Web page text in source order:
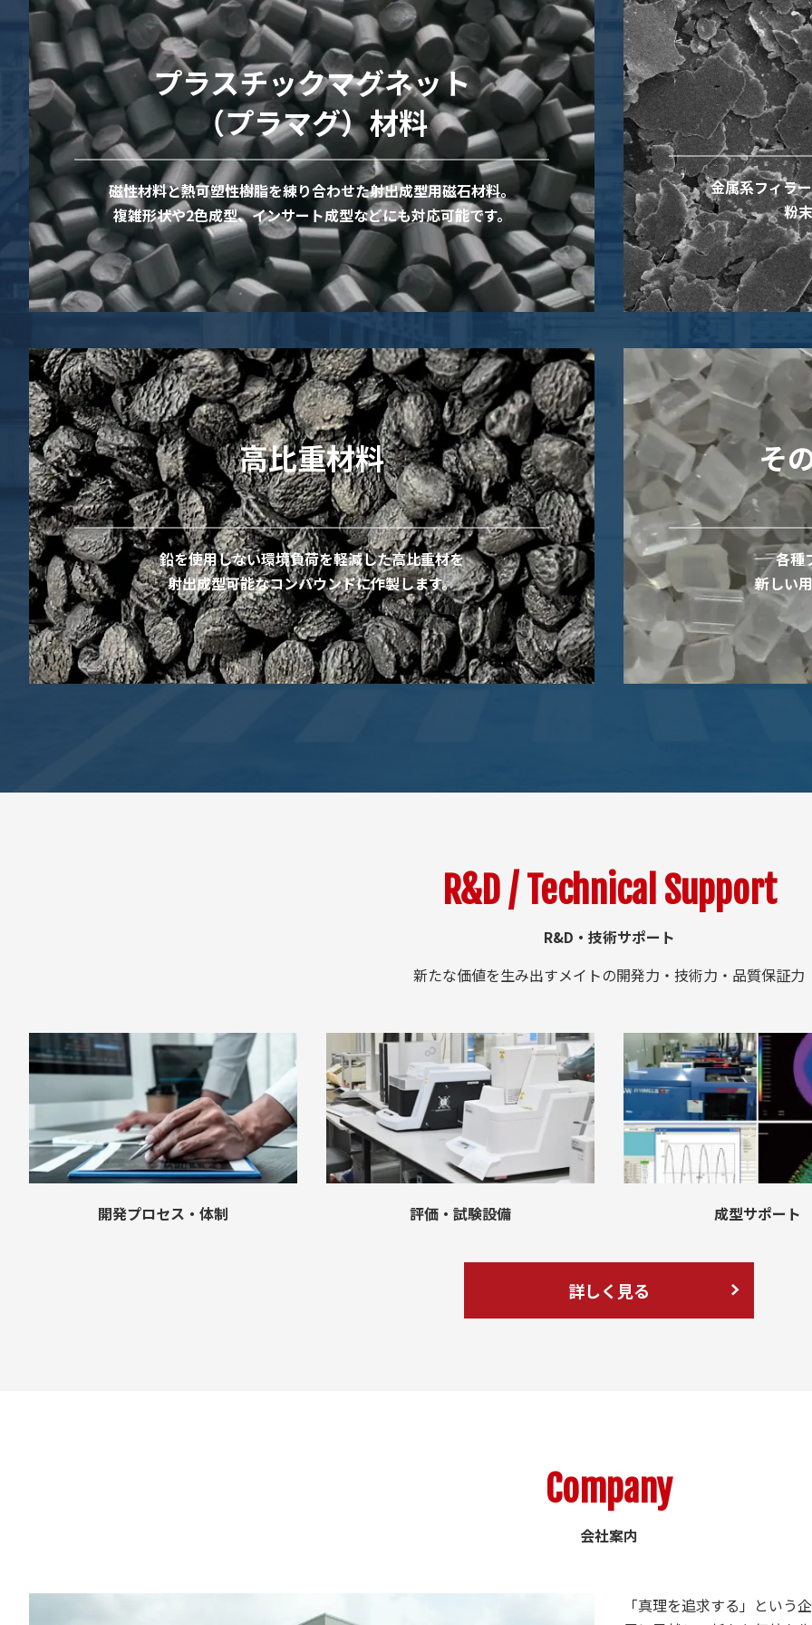
プラスチックマグネット
（プラマグ）材料
磁性材料と熱可塑性樹脂を練り合わせた射出成型用磁石材料。
複雑形状や2色成型、インサート成型などにも対応可能です。
金属系フィラ
粉
高比重材料
鉛を使用しない環境負荷を軽減した高比重材を
射出成型可能なコンパウンドに作製します。
そ
各種
新しい
R&D / Technical Support
R&D・技術サポート
新たな価値を生み出すメイトの開発力・技術力・品質保証力
開発プロセス・体制 評価・試験設備 成型サポート
詳しく見る
Company
会社案内
「真理を追求する」という